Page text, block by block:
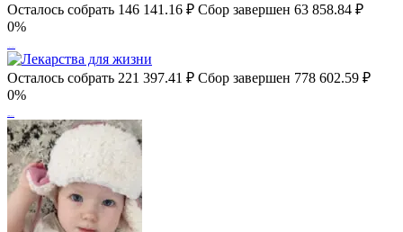
Осталось собрать 146 141.16 ₽ Сбор завершен 63 858.84 ₽
0%
Осталось собрать 221 397.41 ₽ Сбор завершен 778 602.59 ₽
0%